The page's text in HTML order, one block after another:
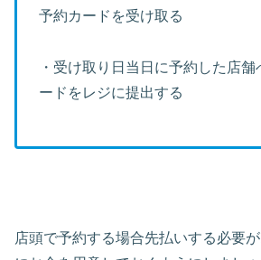
予約カードを受け取る
・受け取り日当日に予約した店舗
ードをレジに提出する
店頭で予約する場合先払いする必要